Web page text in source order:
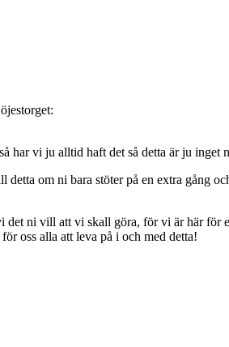
har vi ju alltid haft det så detta är ju inget
om ni bara stöter på en extra gång
det ni vill att vi skall göra, för vi är här
oss alla att leva på i och med detta!